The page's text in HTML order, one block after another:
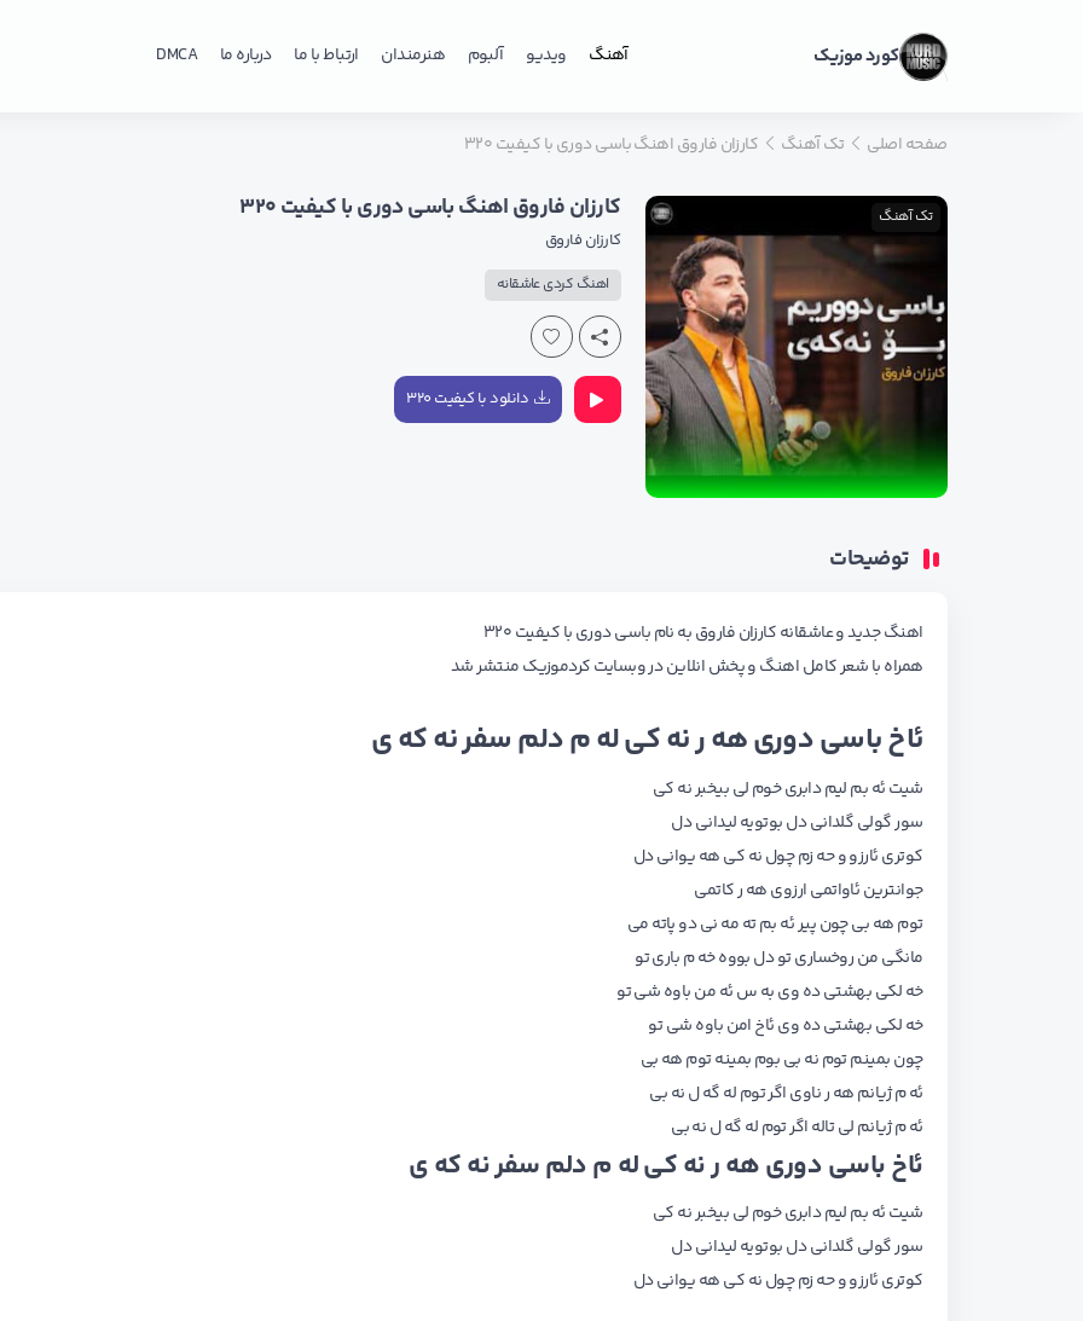
کورد موزیک آهنگ ویدیو آلبوم هنرمندان ارتباط با ما درباره ما DMCA
صفحه اصلی تک آهنگ کارزان فاروق اهنگ باسی دوری با کیفیت ۳۲۰
تک آهنگ کارزان فاروق اهنگ باسی دوری با کیفیت ۳۲۰
کارزان فاروق
اهنگ کردی عاشقانه
دانلود با کیفیت ۳۲۰
توضیحات
اهنگ جدید و عاشقانه کارزان فاروق به نام باسی دوری با کیفیت ۳۲۰
همراه با شعر کامل اهنگ و پخش انلاین در وبسایت کردموزیک منتشر شد
ئاخ باسی دوری هه ر نه کی له م دلم سفر نه که ی
شیت ئه بم لیم دابری خوم لی بیخبر نه کی
سور گولی گلدانی دل بوتویه لیدانی دل
کوتری ئارزو و حه زم چول نه کی هه یوانی دل
جوانترین ئاواتمی ارزوی هه ر کاتمی
توم هه بی چون پیر ئه بم ته مه نی دو پاته می
مانگی من روخساری تو دل بووه خه م باری تو
خه لکی بهشتی ده وی به س ئه من باوه شی تو
خه لکی بهشتی ده وی ئاخ امن باوه شی تو
چون بمینم توم نه بی بوم بمینه توم هه بی
ئه م ژیانم هه ر ناوی اگر توم له گه ل نه بی
ئه م ژیانم لی تاله اگر توم له گه ل نه بی
ئاخ باسی دوری هه ر نه کی له م دلم سفر نه که ی
شیت ئه بم لیم دابری خوم لی بیخبر نه کی
سور گولی گلدانی دل بوتویه لیدانی دل
کوتری ئارزو و حه زم چول نه کی هه یوانی دل